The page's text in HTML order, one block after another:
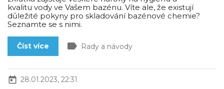
kvalitu vody ve Vašem bazénu. Víte ale, že existují
důležité pokyny pro skladování bazénové chemie?
Seznamte se s nimi.
Číst více label Rady a návody
today 28.01.2023, 22:31